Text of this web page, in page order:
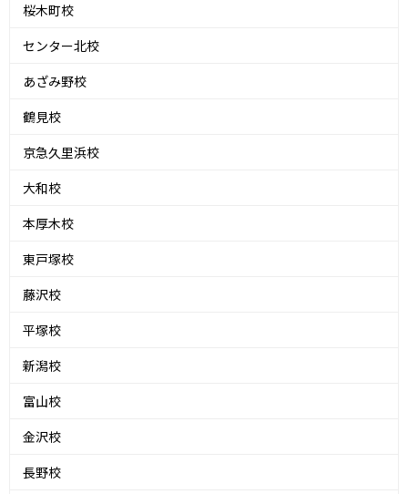
桜木町校
センター北校
あざみ野校
鶴見校
京急久里浜校
大和校
本厚木校
東戸塚校
藤沢校
平塚校
新潟校
富山校
金沢校
長野校